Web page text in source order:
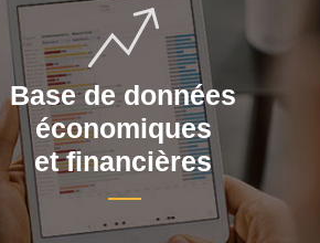
Base de données
économiques
et financières